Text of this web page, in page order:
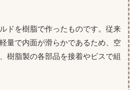
ドを樹脂で作ったものです。従来
量で内面が滑らかであるため、空
樹脂製の各部品を接着やビスで組